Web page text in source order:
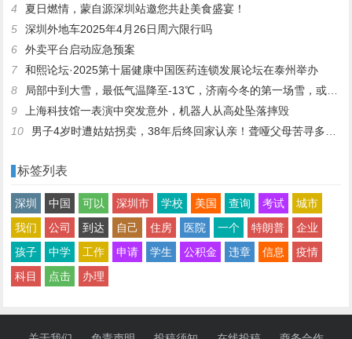
4
夏日燃情，蒙自源深圳站邀您共赴美食盛宴！
5
深圳外地车2025年4月26日周六限行吗
6
外卖平台启动应急预案
7
和熙论坛·2025第十届健康中国医药连锁发展论坛在泰州举办
8
局部中到大雪，最低气温降至-13℃，济南今冬的第一场雪，或跟去年同一时间！
9
上海科技馆一表演中突发意外，机器人从高处坠落摔毁
10
男子4岁时遭姑姑拐卖，38年后终回家认亲！聋哑父母苦寻多年，母亲已抱憾离世丨红星寻人
标签列表
深圳 中国 可以 深圳市 学校 美国 查询 考试
城市
我们
公司 到达 自己 住房 医院 一个 特朗普
企业
孩子
中学 工作 申请 学生 公积金 违章 信息
疫情
科目
点击 办理